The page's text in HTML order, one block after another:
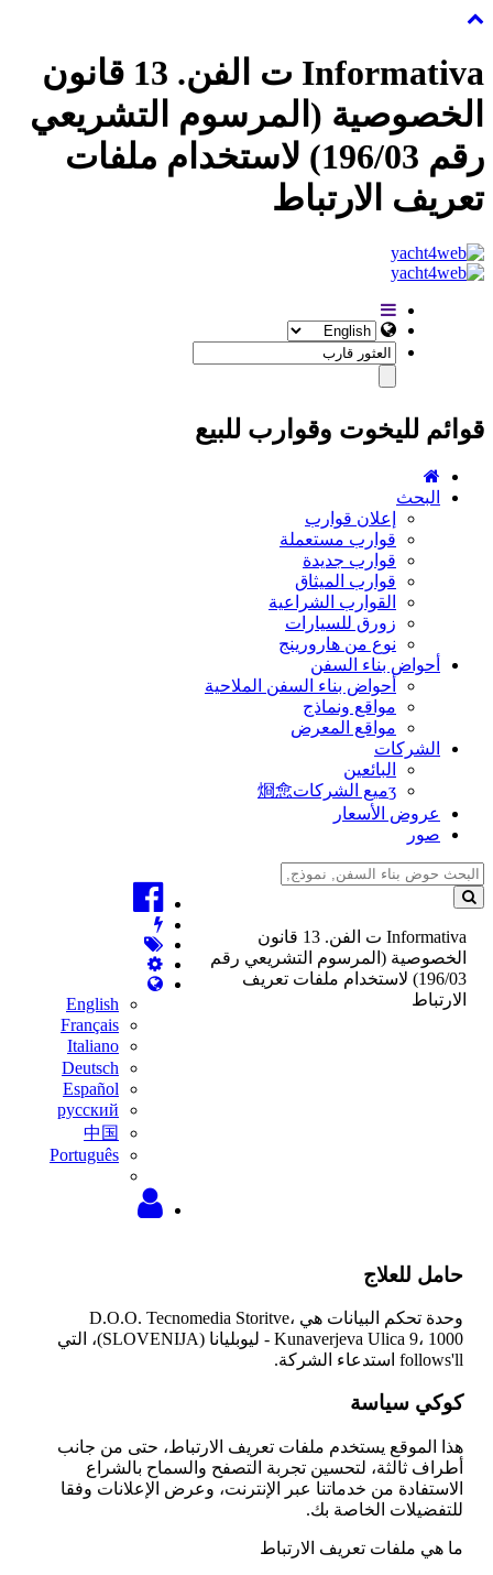
Informativa ت الفن. 13 قانون
الخصوصية (المرسوم التشريعي
رقم 196/03) لاستخدام ملفات
تعريف الارتباط
قوائم لليخوت وقوارب للبيع
البحث
إعلان قوارب
قوارب مستعملة
قوارب جديدة
قوارب الميثاق
القوارب الشراعية
زورق للسيارات
نوع من هارورينج
أحواض بناء السفن
أحواض بناء السفن الملاحية
مواقع ونماذج
مواقع المعرض
الشركات
البائعين
ʒميع الشركات烱㥐
عروض الأسعار
صور
English
Français
Italiano
Deutsch
Español
русский
中国
Português
Informativa ت الفن. 13 قانون
الخصوصية (المرسوم التشريعي رقم
196/03) لاستخدام ملفات تعريف
الارتباط
حامل للعلاج
وحدة تحكم البيانات هي D.O.O. Tecnomedia Storitve،
Kunaverjeva Ulica 9، 1000 - ليوبليانا (SLOVENIJA)، التي
follows'll استدعاء الشركة.
كوكي سياسة
هذا الموقع يستخدم ملفات تعريف الارتباط، حتى من جانب
أطراف ثالثة، لتحسين تجربة التصفح والسماح بالشراع
الاستفادة من خدماتنا عبر الإنترنت، وعرض الإعلانات وفقا
للتفضيلات الخاصة بك.
ما هي ملفات تعريف الارتباط